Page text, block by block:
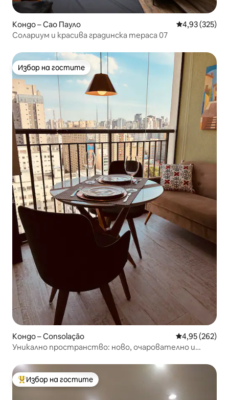
Кондо – Сао Пауло Средна
4,93 (325)
Солариум и красива градинска тераса 07
Избор на гостите
Избор на гостите
Кондо – Consolação Средна
4,95 (262)
Уникално пространство: ново, очарователно и
Най-популярен избор на гостите
Избор на гостите